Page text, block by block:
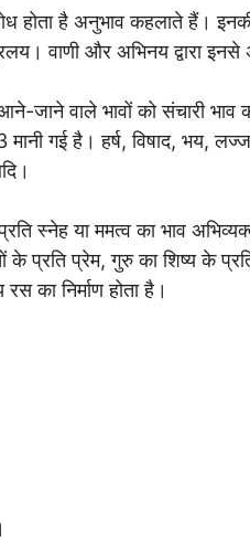
होता है अनुभाव कहलाते हैं।
वाणी और अभिनय द्वारा इनसे
जाने वाले भावों को संचारी
गई है। हर्ष, विषाद, भय,
स्नेह या ममत्व का भाव अभिव्यक्त
प्रति प्रेम, गुरु का शिष्य के
का निर्माण होता है।